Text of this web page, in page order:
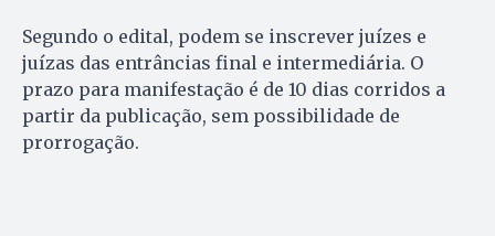
Segundo o edital, podem se inscrever juízes e
juízas das entrâncias final e intermediária. O
prazo para manifestação é de 10 dias corridos a
partir da publicação, sem possibilidade de
prorrogação.